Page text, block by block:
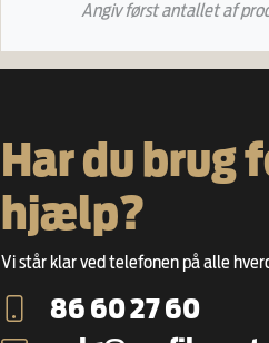
Angiv først antallet af
Har du brug
hjælp?
Vi står klar ved telefonen på alle
86 60 27 60